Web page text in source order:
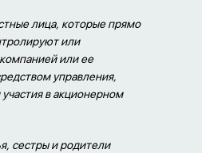
лица, которые прямо
или
или ее
управления,
в акционерном
сестры и родители